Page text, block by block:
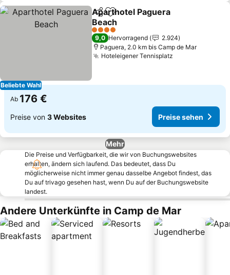
Beliebte Wahl
TeilenZu Favoriten hinzufügen
Aparthotel Paguera
Beach
4 Sterne
9,0 Hervorragend
2.924
Paguera, 2.0 km bis Camp de Mar
Hoteleigener Tennisplatz
Ab 176 €
Preise von 3 Websites Preise sehen
Mehr
Die Preise und Verfügbarkeit, die wir von Buchungswebsites
erhalten, ändern sich laufend. Das bedeutet, dass Du
möglicherweise nicht immer genau dasselbe Angebot findest, das
Du auf trivago gesehen hast, wenn Du auf der Buchungswebsite
landest.
Andere Unterkünfte in Camp de Mar